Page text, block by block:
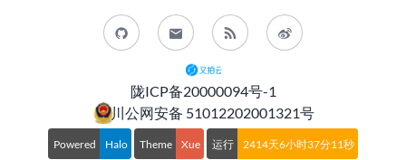
陇ICP备20000094号-1
川公网安备 51012202001321号
Powered Halo Theme Xue 运行 2414天6小时37分12秒